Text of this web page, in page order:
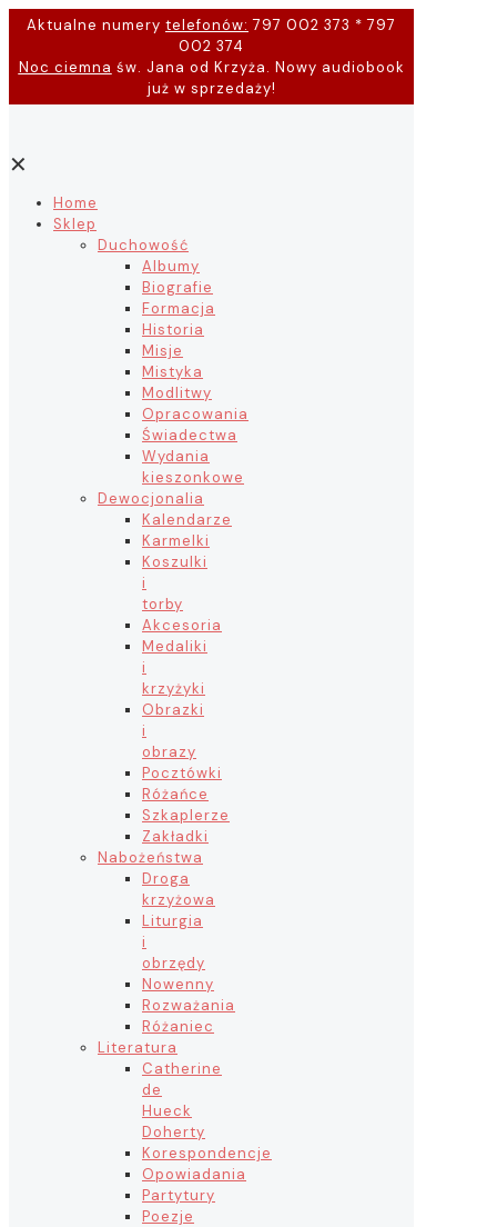
Aktualne numery telefonów: 797 002 373 * 797
002 374
Noc ciemna św. Jana od Krzyża. Nowy audiobook
już w sprzedaży!
✕
Home
Sklep
Duchowość
Albumy
Biografie
Formacja
Historia
Misje
Mistyka
Modlitwy
Opracowania
Świadectwa
Wydania
kieszonkowe
Dewocjonalia
Kalendarze
Karmelki
Koszulki
i
torby
Akcesoria
Medaliki
i
krzyżyki
Obrazki
i
obrazy
Pocztówki
Różańce
Szkaplerze
Zakładki
Nabożeństwa
Droga
krzyżowa
Liturgia
i
obrzędy
Nowenny
Rozważania
Różaniec
Literatura
Catherine
de
Hueck
Doherty
Korespondencje
Opowiadania
Partytury
Poezje